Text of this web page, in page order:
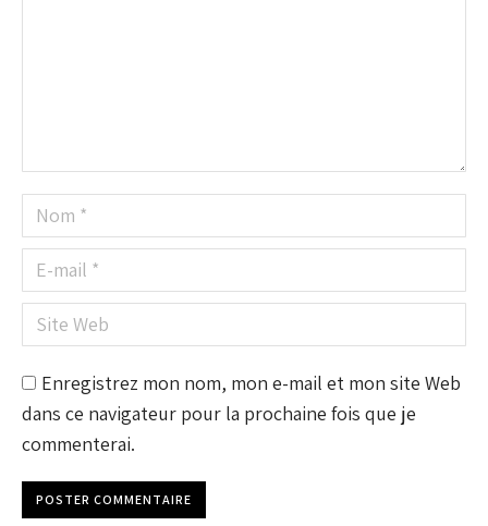
Nom *
E-mail *
Site Web
Enregistrez mon nom, mon e-mail et mon site Web
dans ce navigateur pour la prochaine fois que je
commenterai.
POSTER COMMENTAIRE